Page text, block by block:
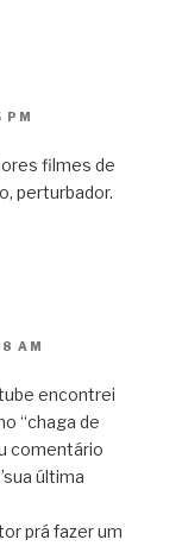
PM
filmes de
perturbador.
AM
encontrei
“chaga de
comentário
última
prá fazer um